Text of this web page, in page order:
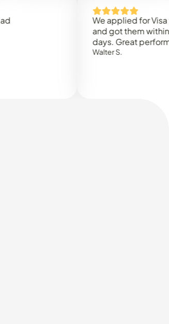
We applied for Visa to
and got them within 3
days. Great performance!
Walter S.